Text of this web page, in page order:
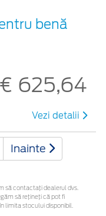
benă
€ 625,64
Vezi detalii
Inainte
să contactaţi dealerul dvs.
să rețineți că pot fi
limita stocului disponibil.